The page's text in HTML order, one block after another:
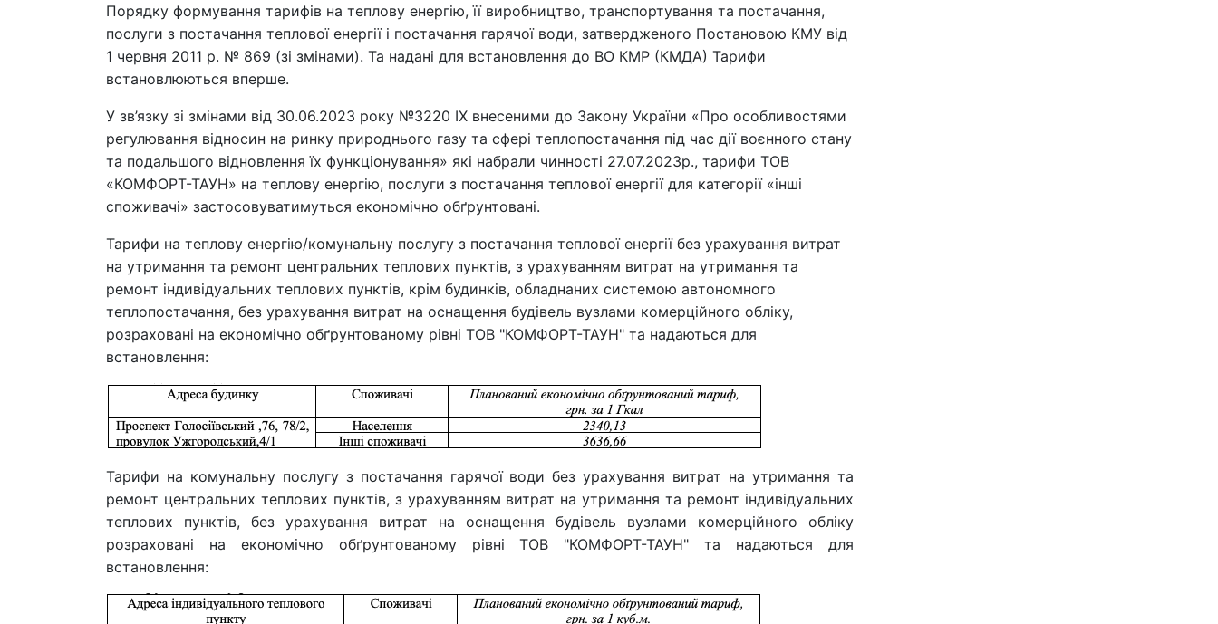
Порядку формування тарифів на теплову енергію, її виробництво, транспортування та постачання,
послуги з постачання теплової енергії і постачання гарячої води, затвердженого Постановою КМУ від
1 червня 2011 р. № 869 (зі змінами). Та надані для встановлення до ВО КМР (КМДА) Тарифи
встановлюються вперше.
У зв’язку зі змінами від 30.06.2023 року №3220 IX внесеними до Закону України «Про особливостями
регулювання відносин на ринку природнього газу та сфері теплопостачання під час дії воєнного стану
та подальшого відновлення їх функціонування» які набрали чинності 27.07.2023р., тарифи ТОВ
«КОМФОРТ-ТАУН» на теплову енергію, послуги з постачання теплової енергії для категорії «інші
споживачі» застосовуватимуться економічно обґрунтовані.
Тарифи на теплову енергію/комунальну послугу з постачання теплової енергії без урахування витрат
на утримання та ремонт центральних теплових пунктів, з урахуванням витрат на утримання та
ремонт індивідуальних теплових пунктів, крім будинків, обладнаних системою автономного
теплопостачання, без урахування витрат на оснащення будівель вузлами комерційного обліку,
розраховані на економічно обґрунтованому рівні ТОВ "КОМФОРТ-ТАУН" та надаються для
встановлення:
Тарифи на комунальну послугу з постачання гарячої води без урахування витрат на утримання та
ремонт центральних теплових пунктів, з урахуванням витрат на утримання та ремонт індивідуальних
теплових пунктів, без урахування витрат на оснащення будівель вузлами комерційного обліку
розраховані на економічно обґрунтованому рівні ТОВ "КОМФОРТ-ТАУН" та надаються для
встановлення: